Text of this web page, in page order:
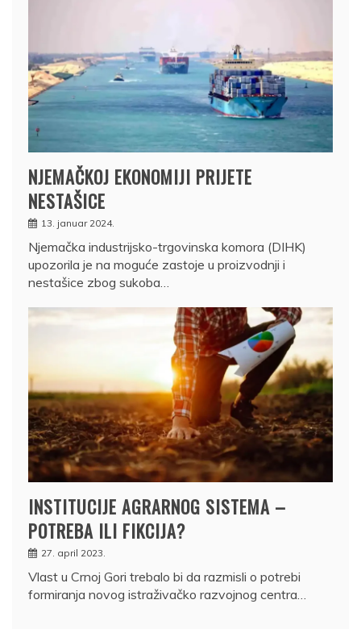
NJEMAČKOJ EKONOMIJI PRIJETE
NESTAŠICE
13. januar 2024.
Njemačka industrijsko-trgovinska komora (DIHK)
upozorila je na moguće zastoje u proizvodnji i
nestašice zbog sukoba…
INSTITUCIJE AGRARNOG SISTEMA –
POTREBA ILI FIKCIJA?
27. april 2023.
Vlast u Crnoj Gori trebalo bi da razmisli o potrebi
formiranja novog istraživačko razvojnog centra…